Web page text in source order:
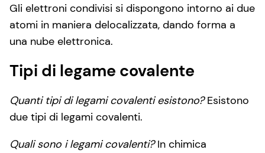
Gli elettroni condivisi si dispongono intorno ai due
atomi in maniera delocalizzata, dando forma a
una nube elettronica.
Tipi di legame covalente
Quanti tipi di legami covalenti esistono?Esistono
due tipi di legami covalenti.
Quali sono i legami covalenti?In chimica